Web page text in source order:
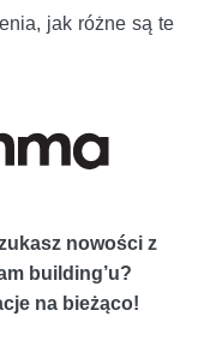
jak różne są te
nowości z
building’u?
na bieżąco!